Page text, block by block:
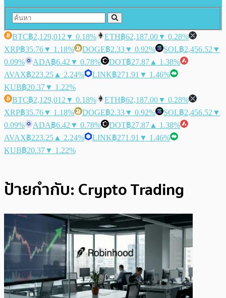
BTC฿2,129,012 ▼ 0.18% ETH฿62,187.00▼ 0.28%
XRP฿35.76▼ 1.18% DOGE฿2.33▼ 0.92% SOL฿2,456.52 ▼
0.09%
ADA฿6.42 ▼ 0.78% DOT฿27.87 ▲ 1.38%
AVAX฿223.25 ▲ 2.24% LINK฿271.91 ▼ 1.46%
KUB฿20.37▼ 1.22%
BTC฿2,129,012 ▼ 0.18% ETH฿62,187.00▼ 0.28%
XRP฿35.76▼ 1.18% DOGE฿2.33▼ 0.92% SOL฿2,456.52 ▼
0.09%
ADA฿6.42 ▼ 0.78% DOT฿27.87 ▲ 1.38%
AVAX฿223.25 ▲ 2.24% LINK฿271.91 ▼ 1.46%
KUB฿20.37▼ 1.22%
ป้ายกำกับ: Crypto Trading